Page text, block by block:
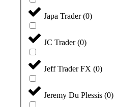
Japa Trader(0)
JC Trader(0)
Jeff Trader FX (0)
Jeremy Du Plessis (0)